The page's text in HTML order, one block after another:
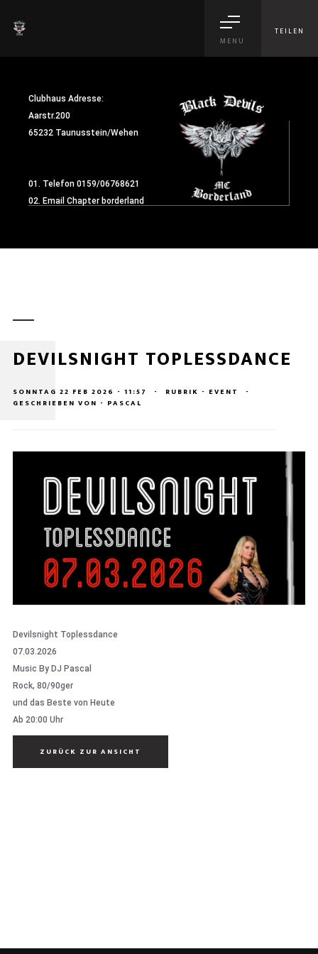
MENU
TEILEN
Clubhaus Adresse:
Aarstr.200
65232 Taunusstein/Wehen
01. Telefon 0159/06768621
02. Email Chapter borderland
DEVILSNIGHT TOPLESSDANCE
SONNTAG 22 FEB 2026 - 11:57 - RUBRIK - EVENT
-
GESCHRIEBEN VON - PASCAL
Devilsnight Toplessdance
07.03.2026
Music By DJ Pascal
Rock, 80/90ger
und das Beste von Heute
Ab 20:00 Uhr
ZURÜCK ZUR ANSICHT